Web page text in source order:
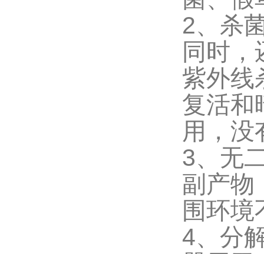
2、杀
同时
紫外线
复活和
用，没
3、无
副产物
围环境
4、分